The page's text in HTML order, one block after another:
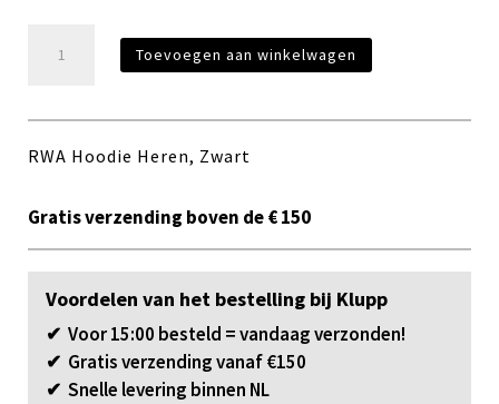
Heren,
Zwart
Toevoegen aan winkelwagen
RWA Hoodie Heren, Zwart
Gratis verzending boven de € 150
Voordelen van het bestelling bij Klupp
✔ Voor 15:00 besteld = vandaag verzonden!
✔ Gratis verzending vanaf €150
✔ Snelle levering binnen NL